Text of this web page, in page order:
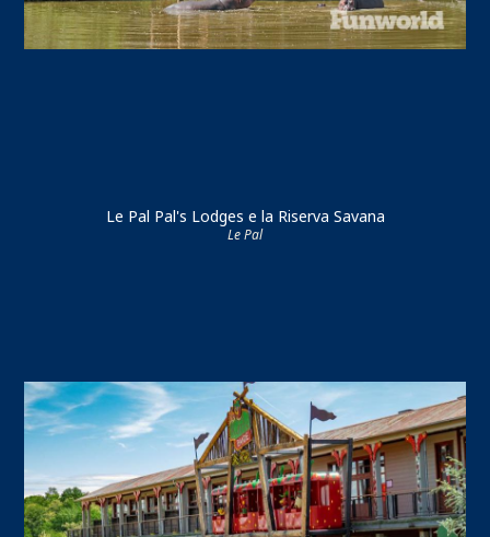
Le Pal Pal's Lodges e la Riserva Savana
Le Pal